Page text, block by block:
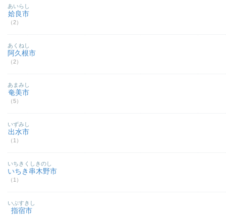
姶良市
（2）
あいらし
阿久根市
（2）
あくねし
奄美市
（5）
あまみし
出水市
（1）
いずみし
いちき串木野市
（1）
いちきくしきのし
指宿市
いぶすきし